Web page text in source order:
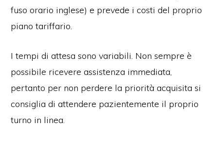
fuso orario inglese) e prevede i costi del proprio
piano tariffario.
I tempi di attesa sono variabili. Non sempre è
possibile ricevere assistenza immediata,
pertanto per non perdere la priorità acquisita si
consiglia di attendere pazientemente il proprio
turno in linea.